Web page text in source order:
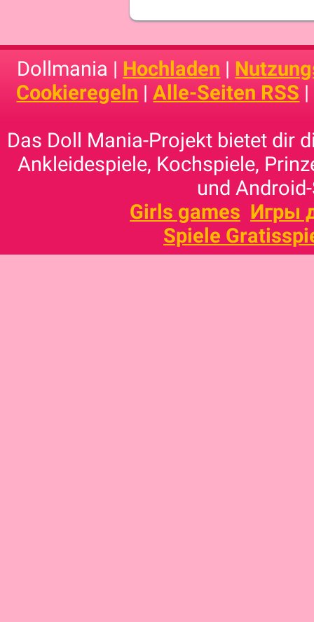
Dollmania | Hochladen |
Cookieregeln |Alle-Seiten RSS |
Das Doll Mania-Projekt bietet dir
Ankleidespiele, Kochspiele,
und
Girls games Игры
Spiele